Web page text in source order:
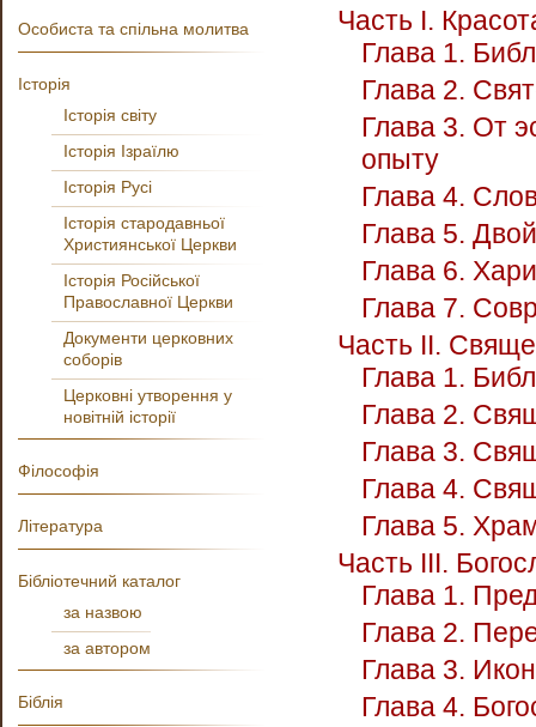
Часть I.
Глава 1.
Глава 2.
Глава 3. От
опыту
Глава 4.
Глава 5.
Глава 6.
Глава 7.
Часть II.
Глава 1.
Глава 2.
Глава 3.
Глава 4.
Глава 5.
Часть III.
Глава 1.
Глава 2.
Глава 3.
Глава 4.
Особиста та спільна молитва
Історія
Історія світу
Історія Ізраїлю
Історія Русі
Історія стародавньої
Християнської Церкви
Історія Російської
Православної Церкви
Документи церковних
соборів
Церковні утворення у
новітній історії
Філософія
Література
Бібліотечний каталог
за назвою
за автором
Біблія